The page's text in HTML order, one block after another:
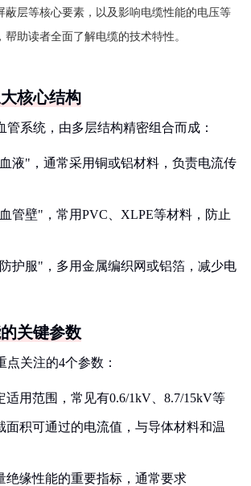
蔽层等核心要素，以及影响电缆性能的电压等
助读者全面了解电缆的技术特性。
核心结构
管系统，由多层结构精密组合而成：
液"，通常采用铜或铝材料，负责电流传
管壁"，常用PVC、XLPE等材料，防止
防护服"，多用金属编织网或铝箔，减少电
关键参数
关注的4个参数：
适用范围，常见有0.6/1kV、8.7/15kV等
面积可通过的电流值，与导体材料和温
绝缘性能的重要指标，通常要求